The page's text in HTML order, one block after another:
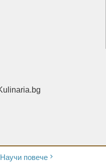
Научи повече
Kulinaria.bg